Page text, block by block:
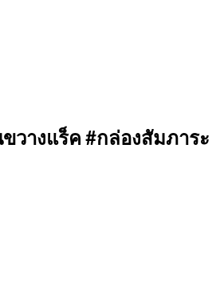
วางแร็ค #กล่องสัมภาระ